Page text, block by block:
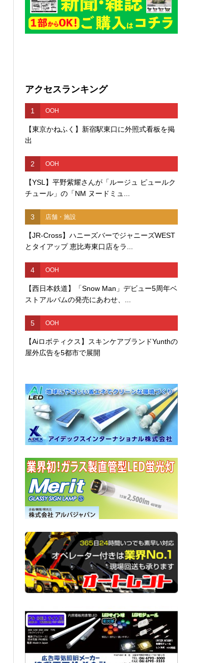
アクセスランキング
1 OOH
【東京かねふく】新宿駅東口に外照式看板を掲
出
2 OOH
【YSL】平野紫耀さんが「ルージュ ピュールク
チュール」の「NM ヌードミュ...
3 店舗・施設
【JR-Cross】ハニーズバーでジャニーズWEST
とタイアップ 恵比寿東口店をラ...
4 OOH
【西日本鉄道】「Snow Man」デビュー5周年ベ
ストアルバムの発売にあわせ、...
5 OOH
【Aiロボティクス】スキンケアブランドYunthの
屋外広告を5都市で展開